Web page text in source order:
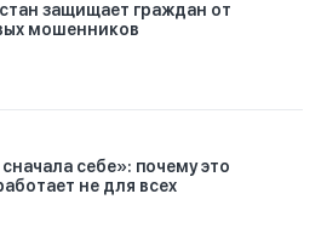
защищает граждан от
мошенников
себе»: почему это
не для всех